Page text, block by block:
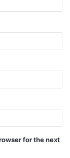
for the next